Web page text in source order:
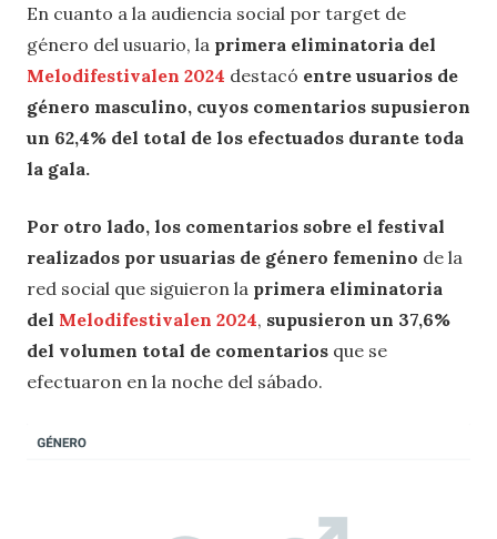
En cuanto a la audiencia social por target de
género del usuario, la primera eliminatoria del
Melodifestivalen 2024 destacó entre usuarios de
género masculino, cuyos comentarios supusieron
un 62,4% del total de los efectuados durante toda
la gala.
Por otro lado, los comentarios sobre el festival
realizados por usuarias de género femenino de la
red social que siguieron la primera eliminatoria
del Melodifestivalen 2024, supusieron un 37,6%
del volumen total de comentarios que se
efectuaron en la noche del sábado.